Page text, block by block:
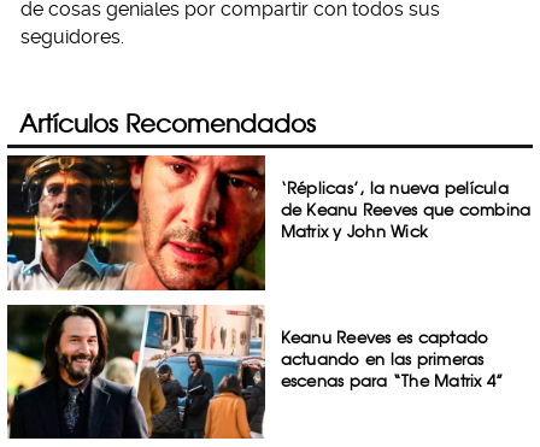
de cosas geniales por compartir con todos sus
seguidores.
Artículos Recomendados
‘Réplicas’, la nueva película
de Keanu Reeves que combina
Matrix y John Wick
Keanu Reeves es captado
actuando en las primeras
escenas para “The Matrix 4”